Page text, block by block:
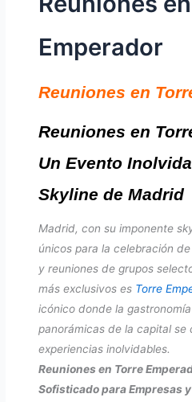
Emperador
Reuniones en
Reuniones en
Un Evento
Skyline de Madrid
Madrid, con su imponente
únicos para la celebración
y reuniones de grupos
más exclusivos es Torre
icónico donde la
panorámicas de la capital se
experiencias inolvidables.
Reuniones en Torre
Sofisticado para Empresas